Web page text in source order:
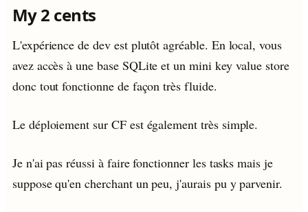
My 2 cents
L'expérience de dev est plutôt agréable. En local, vous
avez accès à une base SQLite et un mini key value store
donc tout fonctionne de façon très fluide.
Le déploiement sur CF est également très simple.
Je n'ai pas réussi à faire fonctionner les tasks mais je
suppose qu'en cherchant un peu, j'aurais pu y parvenir.